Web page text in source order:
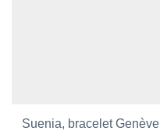
Suenia, bracelet Genève